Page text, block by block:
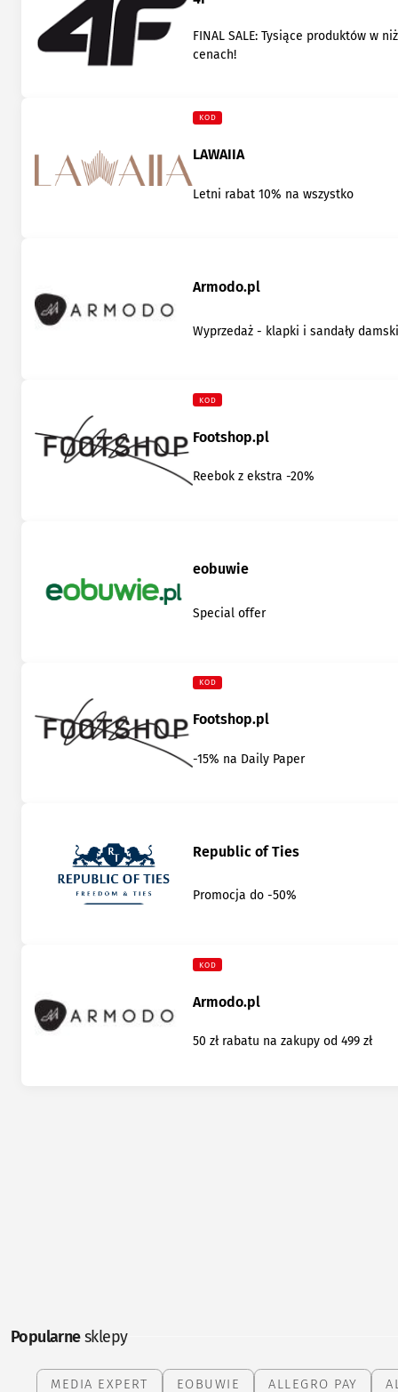
FINAL SALE: Tysiące produktów w
cenach!
KOD
LAWAIIA
Letni rabat 10% na wszystko
Armodo.pl
Wyprzedaż - klapki i sandały
KOD
Footshop.pl
Reebok z ekstra -20%
eobuwie
Special offer
KOD
Footshop.pl
-15% na Daily Paper
Republic of Ties
Promocja do -50%
KOD
Armodo.pl
50 zł rabatu na zakupy od 499 zł
Popularnesklepy
MEDIA EXPERT EOBUWIE ALLEGRO PAY